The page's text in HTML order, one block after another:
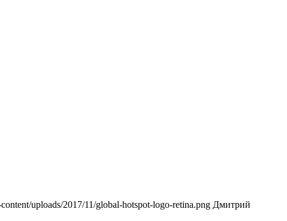
uploads/2017/11/global-hotspot-logo-retina.png Дмитрий